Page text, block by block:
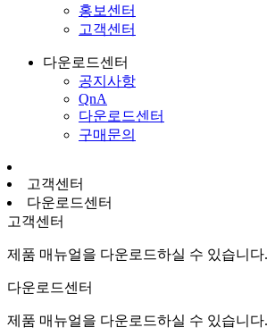
홍보센터
고객센터
다운로드센터
공지사항
QnA
다운로드센터
구매문의
고객센터
다운로드센터
고객센터
제품 매뉴얼을 다운로드하실 수 있습니다.
다운로드센터
제품 매뉴얼을 다운로드하실 수 있습니다.